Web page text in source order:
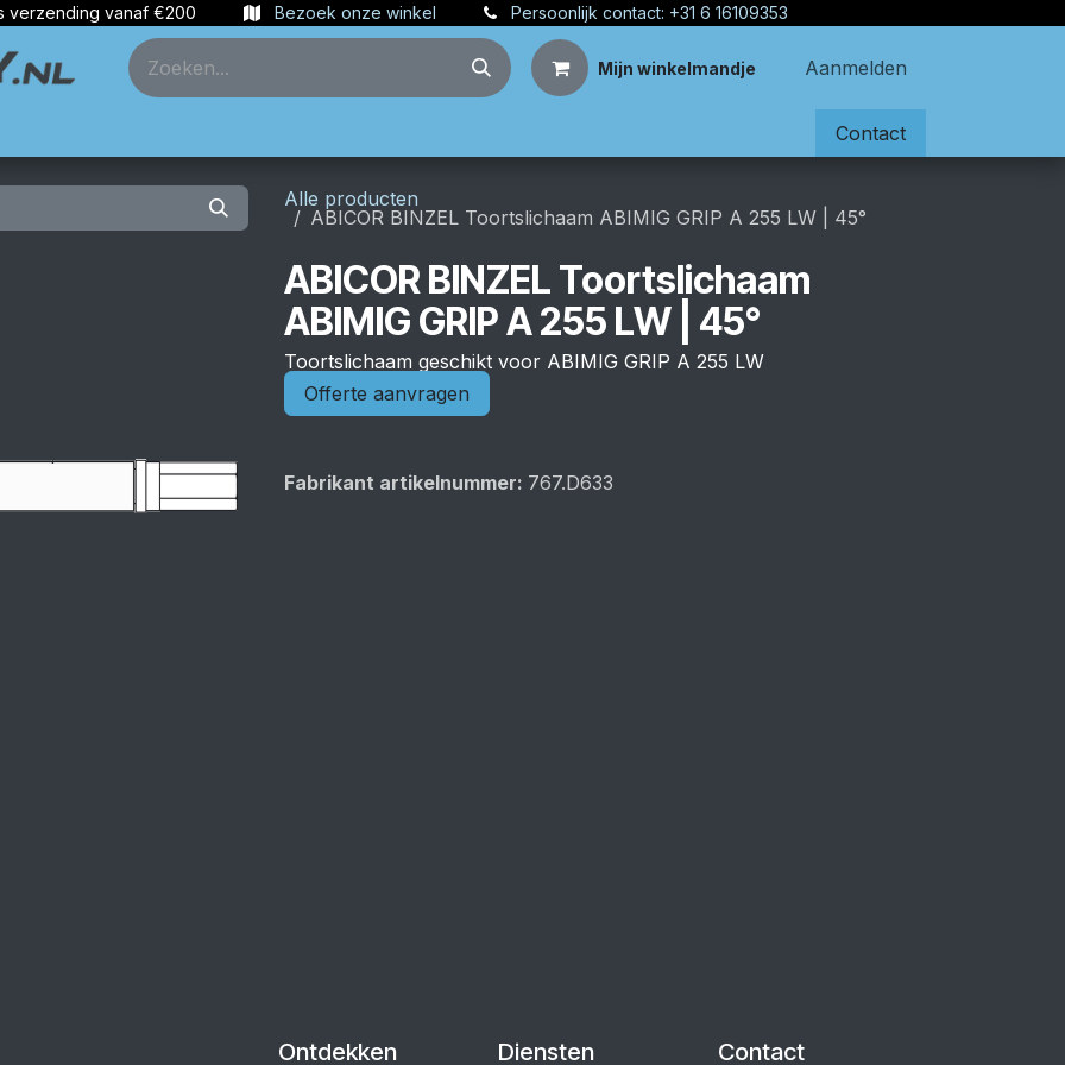
verzending vanaf €200 Bezoek onze winkel Persoonlijk contact: +31 6 16109353
Mijn winkelmandje Aanmelden
Contact
Alle producten
ABICOR BINZEL Toortslichaam ABIMIG GRIP A 255 LW | 45°
ABICOR BINZEL Toortslichaam
ABIMIG GRIP A 255 LW | 45°
Toortslichaam geschikt voor ABIMIG GRIP A 255 LW
Offerte aanvragen
Fabrikant artikelnummer: 767.D633
Contact
Diensten
Ontdekken